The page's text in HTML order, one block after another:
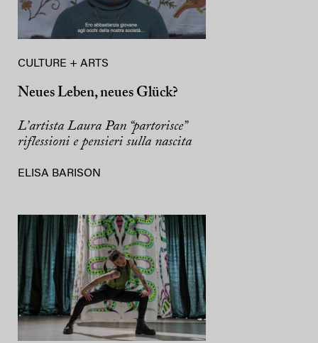
CULTURE + ARTS
Neues Leben, neues Glück?
L’artista Laura Pan “partorisce”
riflessioni e pensieri sulla nascita
ELISA BARISON